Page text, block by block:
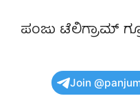
ಪಂಜು ಟೆಲಿಗ್ರಾಮ್
Join